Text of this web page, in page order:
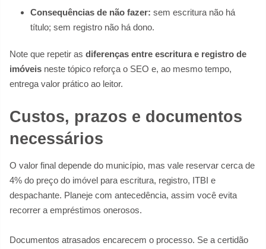
Consequências de não fazer: sem escritura não há
título; sem registro não há dono.
Note que repetir as diferenças entre escritura e registro de
imóveis neste tópico reforça o SEO e, ao mesmo tempo,
entrega valor prático ao leitor.
Custos, prazos e documentos
necessários
O valor final depende do município, mas vale reservar cerca de
4% do preço do imóvel para escritura, registro, ITBI e
despachante. Planeje com antecedência, assim você evita
recorrer a empréstimos onerosos.
Documentos atrasados encarecem o processo. Se a certidão